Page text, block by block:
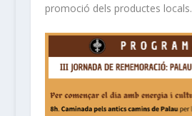
promoció dels productes locals.